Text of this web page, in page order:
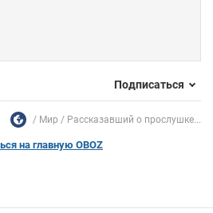
Подписаться
Мир Рассказавший о прослушке...
на главную OBOZ